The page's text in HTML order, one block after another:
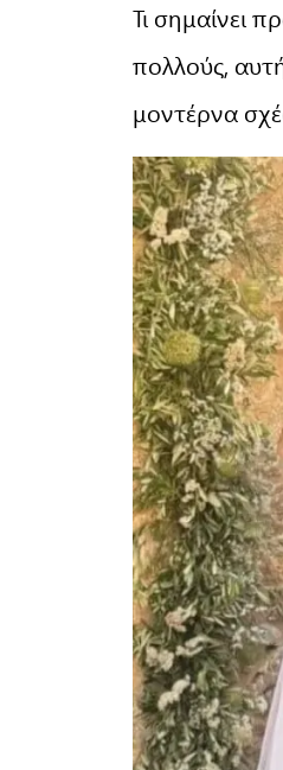
Τι σημαίνει
πολλούς,
μοντέρνα